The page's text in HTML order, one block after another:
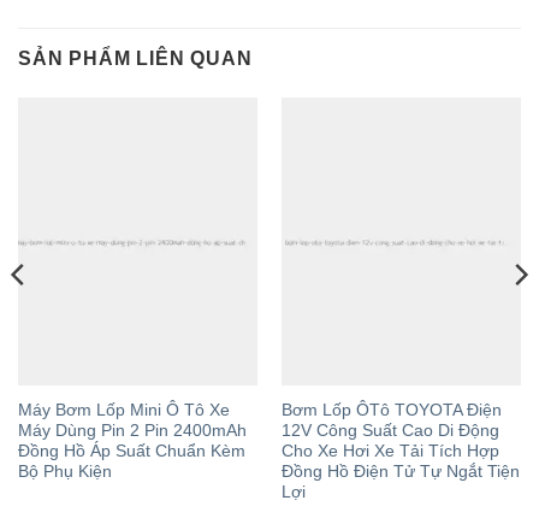
SẢN PHẨM LIÊN QUAN
Máy Bơm Lốp Mini Ô Tô Xe
Máy Dùng Pin 2 Pin 2400mAh
Đồng Hồ Áp Suất Chuẩn Kèm
Bộ Phụ Kiện
Bơm Lốp ÔTô TOYOTA Điện
12V Công Suất Cao Di Động
Cho Xe Hơi Xe Tải Tích Hợp
Đồng Hồ Điện Tử Tự Ngắt Tiện
Lợi